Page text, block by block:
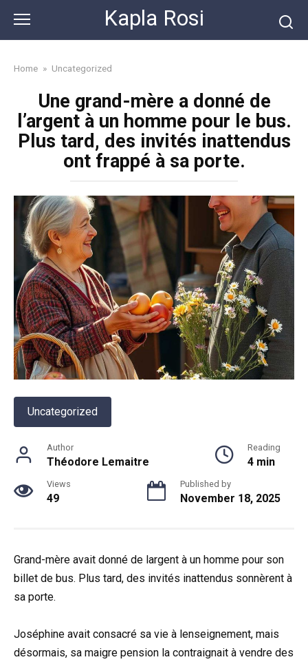
content
Kapla Rosi
Home » Uncategorized
Une grand-mère a donné de
l’argent à un homme pour le bus.
Plus tard, des invités inattendus
ont frappé à sa porte.
Uncategorized
Author
Théodore Lemaitre
Reading
4 min
Views
49
Published by
November 18, 2025
Grand-mère avait donné de largent à un homme pour son
billet de bus. Plus tard, des invités inattendus sonnèrent à
sa porte.
Joséphine avait consacré sa vie à lenseignement, mais
désormais, sa maigre pension la contraignait à vendre des